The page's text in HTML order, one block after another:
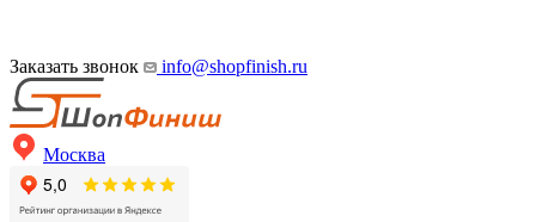
Заказать звонок info@shopfinish.ru
Москва